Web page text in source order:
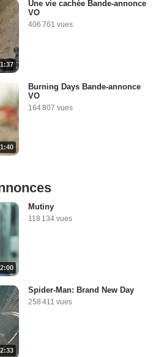
1:37
Une vie cachée Bande-annonce
VO
406 761 vues
1:40
Burning Days Bande-annonce
VO
164 807 vues
2:00
Mutiny
118 134 vues
2:33
Spider-Man: Brand New Day
258 411 vues